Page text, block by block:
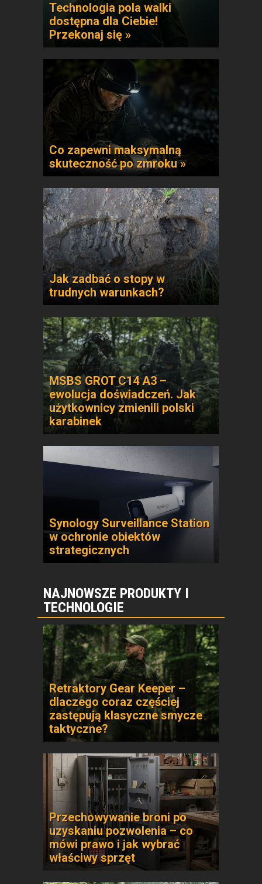
Technologia pola walki
dostępna dla Ciebie!
Przekonaj się »
Co zapewni maksymalną
skuteczność po zmroku »
Jak zadbać o stopy w
trudnych warunkach?
MSBS GROT C14 A3 –
ewolucja doświadczeń. Jak
użytkownicy zmienili polski
karabinek
Synology Surveillance Station
w ochronie obiektów
strategicznych
NAJNOWSZE PRODUKTY I
TECHNOLOGIE
Retraktory Gear Keeper –
dlaczego coraz częściej
zastępują klasyczne smycze
taktyczne?
Przechowywanie broni po
uzyskaniu pozwolenia – co
mówi prawo i jak wybrać
właściwy sprzęt